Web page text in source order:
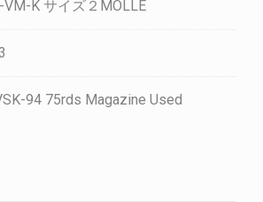
VM-K サイズ２MOLLE
94 75rds Magazine Used